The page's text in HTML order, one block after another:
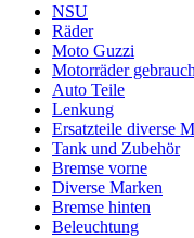
NSU
Räder
Moto Guzzi
Motorräder
Auto Teile
Lenkung
Ersatzteile diverse
Tank und Zubehör
Bremse vorne
Diverse Marken
Bremse hinten
Beleuchtung